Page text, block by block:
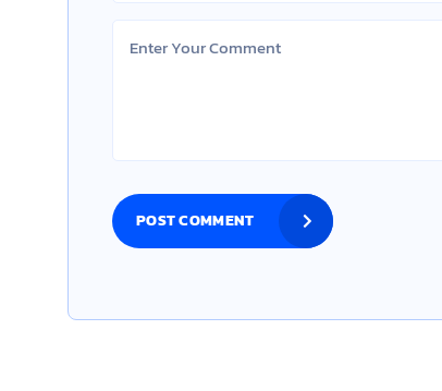
POST COMMENT